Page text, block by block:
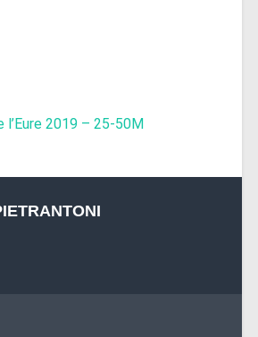
l’Eure 2019 – 25-50M